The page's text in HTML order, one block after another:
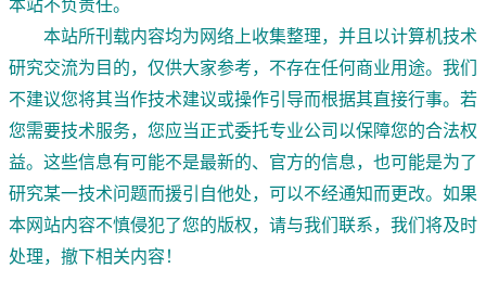
本站所刊载内容均为网络上收集整理，并且以计算机技术
研究交流为目的，仅供大家参考，不存在任何商业用途。我们
不建议您将其当作技术建议或操作引导而根据其直接行事。若
您需要技术服务，您应当正式委托专业公司以保障您的合法权
益。这些信息有可能不是最新的、官方的信息，也可能是为了
研究某一技术问题而援引自他处，可以不经通知而更改。如果
本网站内容不慎侵犯了您的版权，请与我们联系，我们将及时
处理，撤下相关内容！